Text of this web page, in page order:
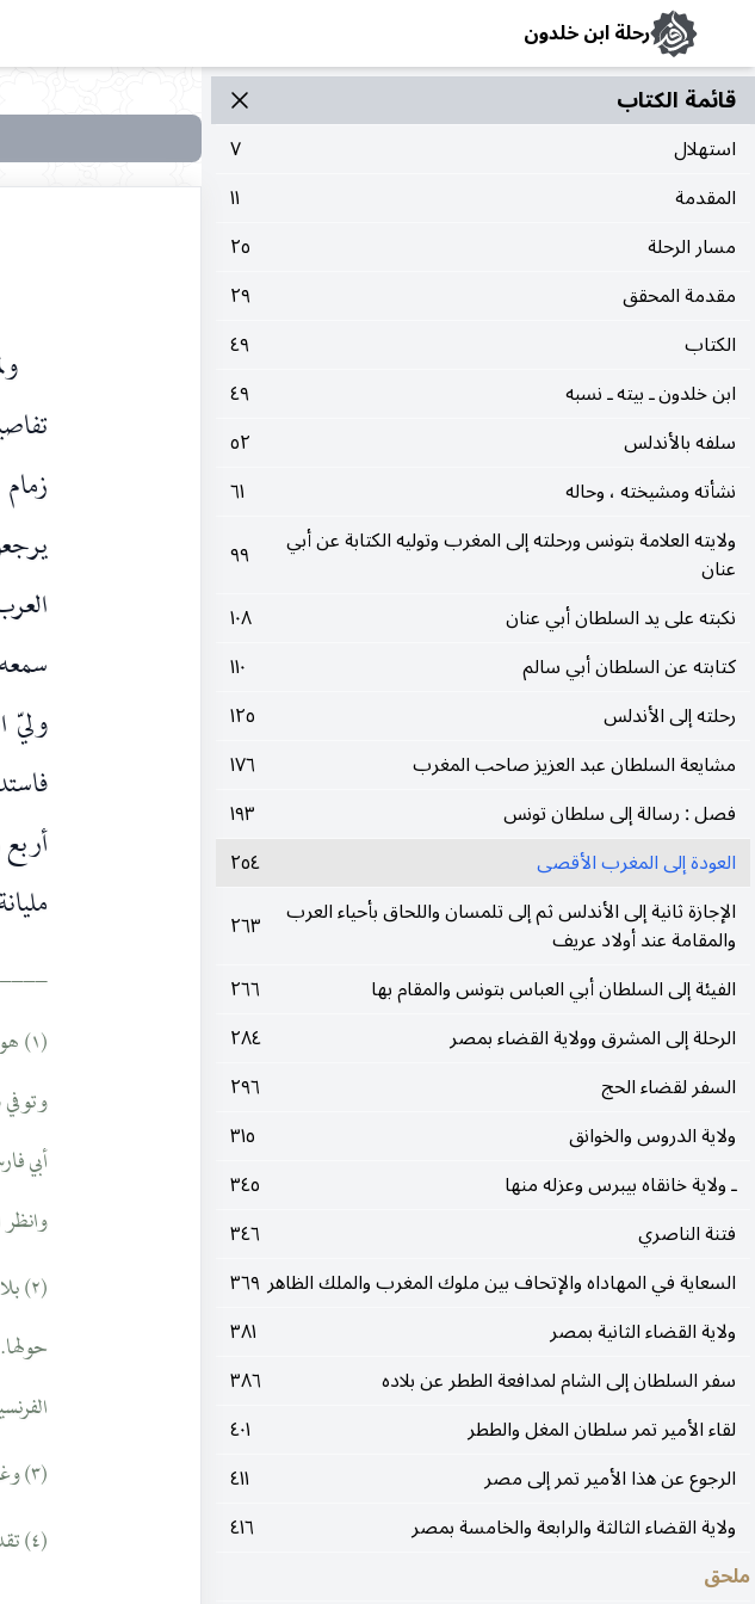
رحلة ابن خلدون
قائمة الکتاب
استهلال
٧
المقدمة
١١
مسار الرحلة
٢٥
مقدمة المحقق
٢٩
الكتاب
٤٩
ابن خلدون ـ بيته ـ نسبه
٤٩
سلفه بالأندلس
٥٢
نشأته ومشيخته ، وحاله
٦١
ولايته العلامة بتونس ورحلته إلى المغرب وتوليه الكتابة عن أبي
عنان
٩٩
نكبته على يد السلطان أبي عنان
١٠٨
كتابته عن السلطان أبي سالم
١١٠
رحلته إلى الأندلس
١٢٥
مشايعة السلطان عبد العزيز صاحب المغرب
١٧٦
فصل : رسالة إلى سلطان تونس
١٩٣
العودة إلى المغرب الأقصى
٢٥٤
الإجازة ثانية إلى الأندلس ثم إلى تلمسان واللحاق بأحياء العرب
والمقامة عند أولاد عريف
٢٦٣
الفيئة إلى السلطان أبي العباس بتونس والمقام بها
٢٦٦
الرحلة إلى المشرق وولاية القضاء بمصر
٢٨٤
السفر لقضاء الحج
٢٩٦
ولاية الدروس والخوانق
٣١٥
ـ ولاية خانقاه بيبرس وعزله منها
٣٤٥
فتنة الناصري
٣٤٦
السعاية في المهاداه والإتحاف بين ملوك المغرب والملك الظاهر ٣٦٩
ولاية القضاء الثانية بمصر
٣٨١
سفر السلطان إلى الشام لمدافعة الططر عن بلاده
٣٨٦
لقاء الأمير تمر سلطان المغل والططر
٤٠١
الرجوع عن هذا الأمير تمر إلى مصر
٤١١
ولاية القضاء الثالثة والرابعة والخامسة بمصر
٤١٦
ملحق
البحث
البحث
في
وليّ
أبي
وانظر العبر ٧ / ٣٧٦ ، جذوة
(٢)
الفرنسية
(٣) وغر صدره : امتلأ غيظا وحقدا.
(٤) تقدم التعريف بونزمار.